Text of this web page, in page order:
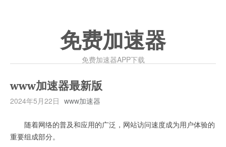
免费加速器
免费加速器APP下载
www加速器最新版
2024年5月22日 www加速器
随着网络的普及和应用的广泛，网站访问速度成为用户体验的
重要组成部分。